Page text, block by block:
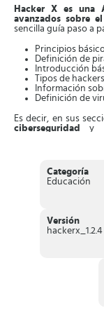
Hacker X es una
avanzados sobre
sencilla guía paso a
Principios
Definición de
Introducción
Tipos de
Información
Definición de
Es decir, en sus
ciberseguridad
y
conceptos para
daños cibernéticos.
, integra
toda esta centrada
hacker ético que
Excelente
Integra cursos
Categoría
Educación
Versión
hackerx_1.2.4